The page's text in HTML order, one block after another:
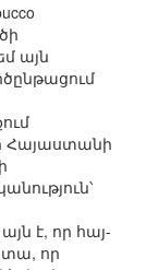
այն
Հայաստանի
է, որ հայ-
որ